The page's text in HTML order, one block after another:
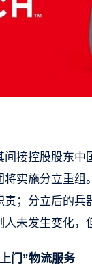
接控股股东
实施分立重组
；分立后的
未发生变化，
门”物流服务